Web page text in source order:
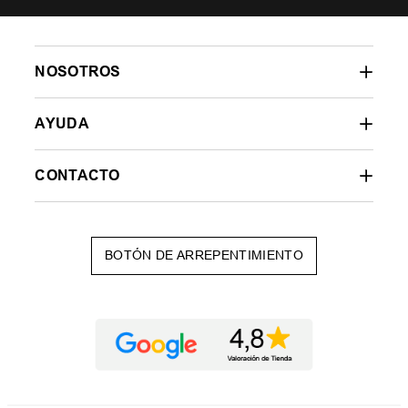
NOSOTROS
AYUDA
CONTACTO
BOTÓN DE ARREPENTIMIENTO